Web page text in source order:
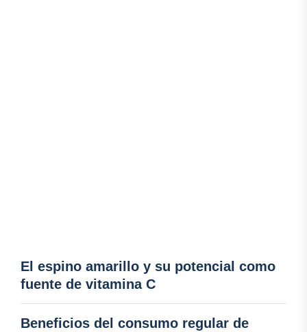
El espino amarillo y su potencial como
fuente de vitamina C
Beneficios del consumo regular de